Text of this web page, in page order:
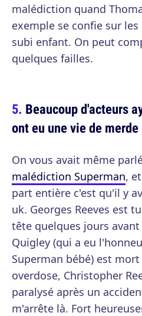
malédiction quand
exemple se confie sur
subi enfant. On peut
quelques failles.
Beaucoup d'acteurs
ont eu une vie de merde
On vous avait même
malédiction Superman,
part entière c'est qu'il y
uk. Georges Reeves est
tête quelques jours
Quigley (qui a eu
Superman bébé) est
overdose, Christopher
paralysé après un
m'arrête là. Fort